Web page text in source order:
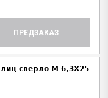
ПРЕДЗАКАЗ
сверло М 6,3Х25